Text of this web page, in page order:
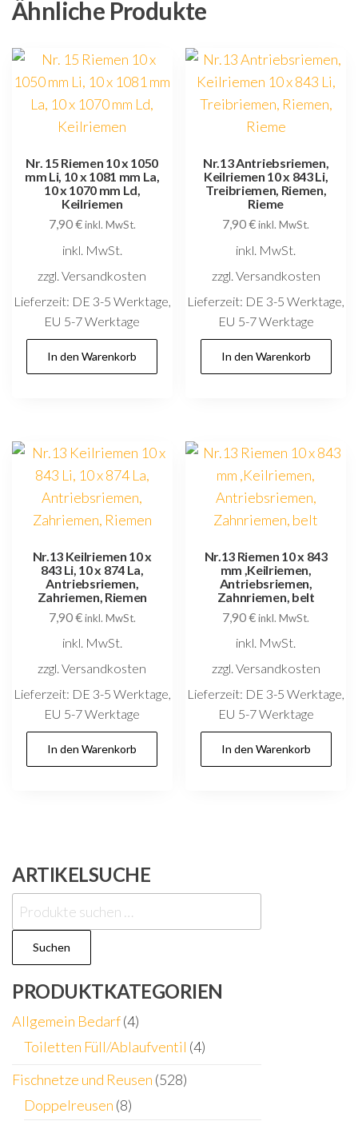
Ähnliche Produkte
Nr. 15 Riemen 10 x 1050
mm Li, 10 x 1081 mm La,
10 x 1070 mm Ld,
Keilriemen
7,90€inkl. MwSt.
inkl. MwSt.
zzgl. Versandkosten
Lieferzeit: DE 3-5 Werktage,
EU 5-7 Werktage
In den Warenkorb
Nr.13 Antriebsriemen,
Keilriemen 10 x 843 Li,
Treibriemen, Riemen,
Rieme
7,90€inkl. MwSt.
inkl. MwSt.
zzgl. Versandkosten
Lieferzeit: DE 3-5 Werktage,
EU 5-7 Werktage
In den Warenkorb
Nr.13 Keilriemen 10 x
843 Li, 10 x 874 La,
Antriebsriemen,
Zahriemen, Riemen
7,90€inkl. MwSt.
inkl. MwSt.
zzgl. Versandkosten
Lieferzeit: DE 3-5 Werktage,
EU 5-7 Werktage
In den Warenkorb
Nr.13 Riemen 10 x 843
mm ,Keilriemen,
Antriebsriemen,
Zahnriemen, belt
7,90€inkl. MwSt.
inkl. MwSt.
zzgl. Versandkosten
Lieferzeit: DE 3-5 Werktage,
EU 5-7 Werktage
In den Warenkorb
ARTIKELSUCHE
Suchen
nach:
Suchen
PRODUKTKATEGORIEN
Allgemein Bedarf(4)
Toiletten Füll/Ablaufventil (4)
Fischnetze und Reusen (528)
Doppelreusen (8)